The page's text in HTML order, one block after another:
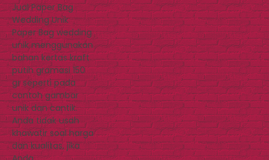
Jual Paper Bag
Wedding Unik
Paper Bag wedding
unik menggunakan
bahan kertas kraft
putih gramasi 150
gr seperti pada
contoh gambar
unik dan cantik.
Anda tidak usah
khawatir soal harga
dan kualitas, jika